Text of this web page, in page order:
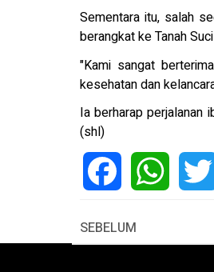
Sementara itu, salah
berangkat ke Tanah
"Kami sangat
kesehatan dan
Ia berharap perjalanan
(shl)
SEBELUM